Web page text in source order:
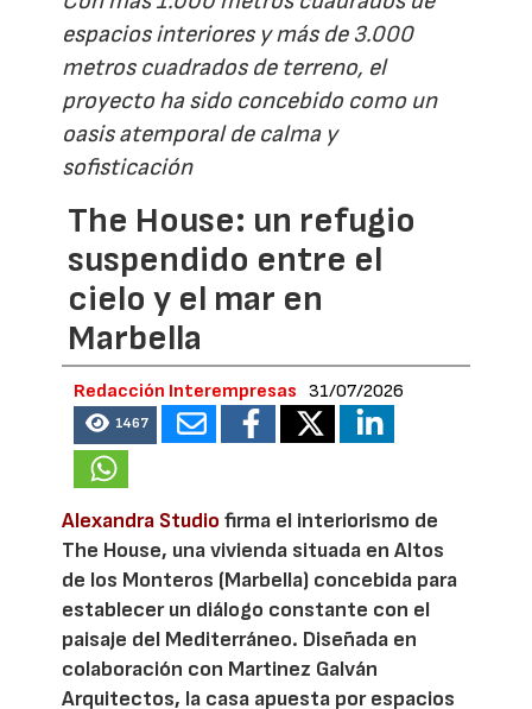
espacios interiores y más de 3.000
metros cuadrados de terreno, el
proyecto ha sido concebido como un
oasis atemporal de calma y
sofisticación
The House: un refugio
suspendido entre el
cielo y el mar en
Marbella
Redacción Interempresas 31/07/2026
1467
Alexandra Studio firma el interiorismo de
The House, una vivienda situada en Altos
de los Monteros (Marbella) concebida para
establecer un diálogo constante con el
paisaje del Mediterráneo. Diseñada en
colaboración con Martinez Galván
Arquitectos, la casa apuesta por espacios